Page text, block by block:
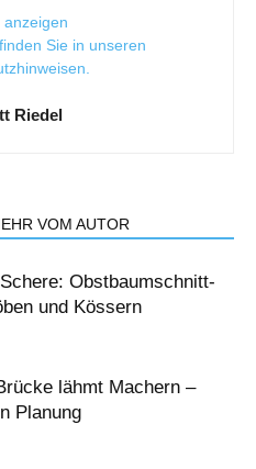
anzeigen
Sie in unseren
.
Riedel
VOM AUTOR
Obstbaumschnitt-
und Kössern
lähmt Machern –
Planung